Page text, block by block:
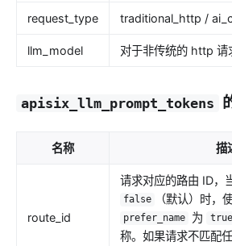
request_type traditional_http /
llm_model 对于非传统的 http 请
apisix_llm_prompt_tokens
名称 描
route_id
请求对应的路由 ID，
false （默认）时，
prefer_name 为 true
称。如果请求不匹配